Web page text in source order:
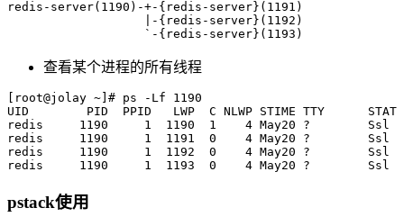
redis-server(1190)-+-{redis-server}(1191)
                   |-{redis-server}(1192)
查看某个进程的所有线程
[root@jolay ~]# ps -Lf 1190
UID        PID  PPID   LWP  C NLWP STIME TTY      STAT
redis     1190     1  1190  1    4 May20 ?        Ssl
redis     1190     1  1191  0    4 May20 ?        Ssl
redis     1190     1  1192  0    4 May20 ?        Ssl
pstack使用